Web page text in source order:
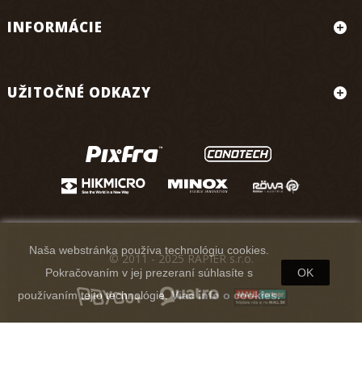
INFORMÁCIE
UŽITOČNÉ ODKAZY
Naša webstránka používa technológiu cookies.
Pokračovaním v jej prezeraní súhlasíte s
používaním tejto technológie.Viac info o cookies.
OK
© 2011 - 2025 RAPIER s.r.o.